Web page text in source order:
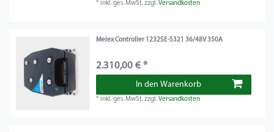
*inkl. ges. MwSt.zzgl.Versandkosten
Melex Controller 1232SE-5321 36/48V 350A
2.310,00 € *
In den Warenkorb
*inkl. ges. MwSt.zzgl.Versandkosten